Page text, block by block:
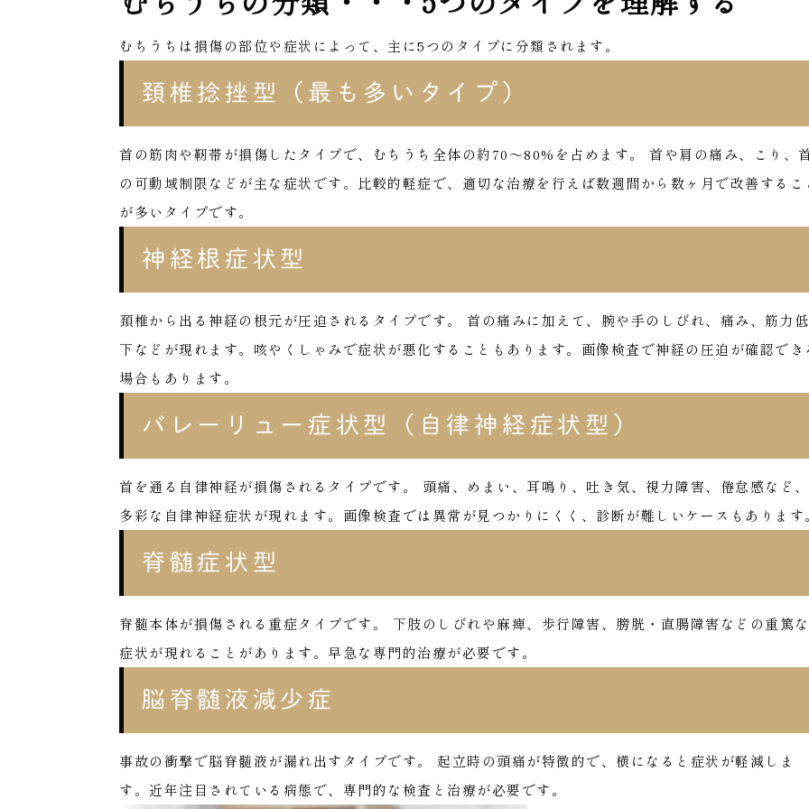
むちうちは損傷の部位や症状によって、主に5つのタイプに分類されます。
頚椎捻挫型（最も多いタイプ）
首の筋肉や靭帯が損傷したタイプで、むちうち全体の約70〜80%を占めます。
首や肩の痛み、こり、
の可動域制限などが主な症状です。比較的軽症で、適切な治療を行えば数週間から数ヶ月で改善するこ
が多いタイプです。
神経根症状型
頚椎から出る神経の根元が圧迫されるタイプです。
首の痛みに加えて、腕や手のしびれ、痛み、筋力低
下などが現れます。咳やくしゃみで症状が悪化することもあります。画像検査で神経の圧迫が確認でき
場合もあります。
バレーリュー症状型（自律神経症状型）
首を通る自律神経が損傷されるタイプです。
頭痛、めまい、耳鳴り、吐き気、視力障害、倦怠感など、
多彩な自律神経症状が現れます。画像検査では異常が見つかりにくく、診断が難しいケースもあります。
脊髄症状型
脊髄本体が損傷される重症タイプです。
下肢のしびれや麻痺、歩行障害、膀胱・直腸障害などの重篤な
症状が現れることがあります。早急な専門的治療が必要です。
脳脊髄液減少症
事故の衝撃で脳脊髄液が漏れ出すタイプです。
起立時の頭痛が特徴的で、横になると症状が軽減しま
す。近年注目されている病態で、専門的な検査と治療が必要です。